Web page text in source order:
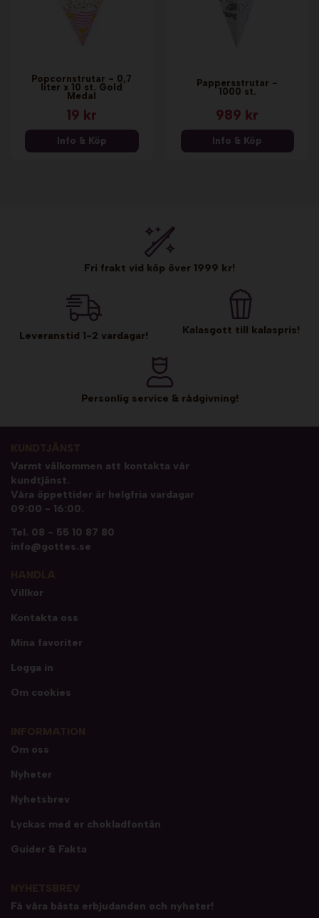
Popcornstrutar - 0,7
liter x 10 st. Gold
Medal
19 kr
Info & Köp
Pappersstrutar -
1000 st.
989 kr
Info & Köp
Fri frakt vid köp över 1999 kr!
Leveranstid 1-2 vardagar! Kalasgott till kalaspris!
Personlig service & rådgivning!
Varmt välkommen att kontakta vår
kundtjänst.
Våra öppettider är helgfria vardagar
09:00 - 16:00.
Tel. 08 - 55 10 87 80
info@gottes.se
Villkor
Kontakta oss
Mina favoriter
Logga in
Om cookies
Om oss
Nyheter
Nyhetsbrev
Lyckas med er chokladfontän
Guider & Fakta
Få våra bästa erbjudanden och nyheter!